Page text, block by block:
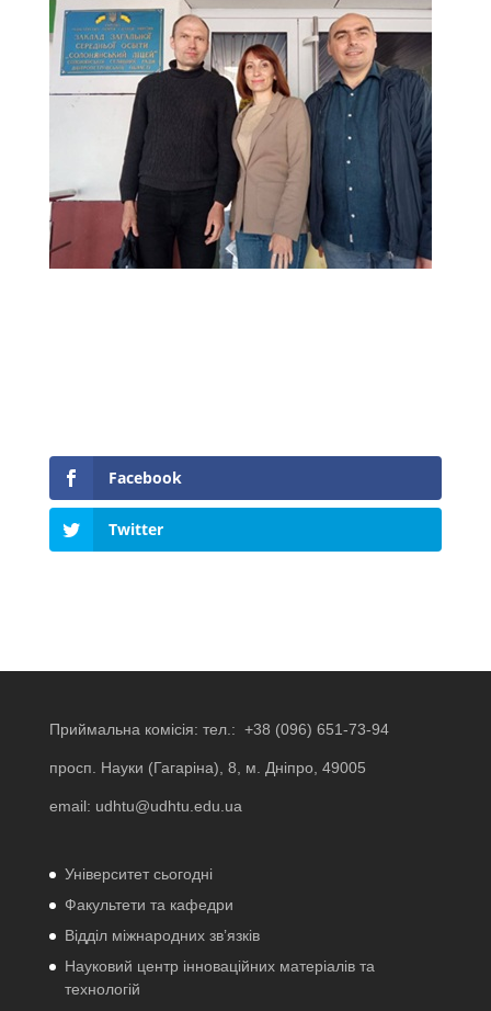
Facebook
Twitter
Приймальна комісія: тел.: +38 (096) 651-73-94
просп. Науки (Гагаріна), 8, м. Дніпро, 49005
email: udhtu@udhtu.edu.ua
Університет сьогодні
Факультети та кафедри
Відділ міжнародних зв’язків
Науковий центр інноваційних матеріалів та
технологій